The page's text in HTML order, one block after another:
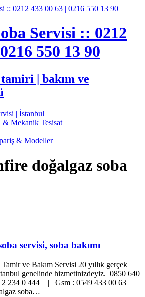
Servisi :: 0212
550 13 90
| bakım ve
| İstanbul
& Mekanik Tesisat
& Modeller
doğalgaz soba
servisi, soba bakımı
ve Bakım Servisi 20 yıllık gerçek
genelinde hizmetinizdeyiz. 0850 640
234 0 444 | Gsm : 0549 433 00 63
soba…